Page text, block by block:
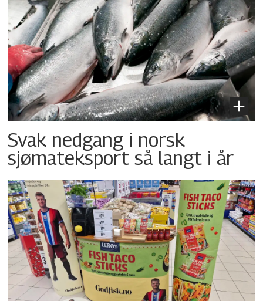
Svak nedgang i norsk
sjømateksport så langt i år